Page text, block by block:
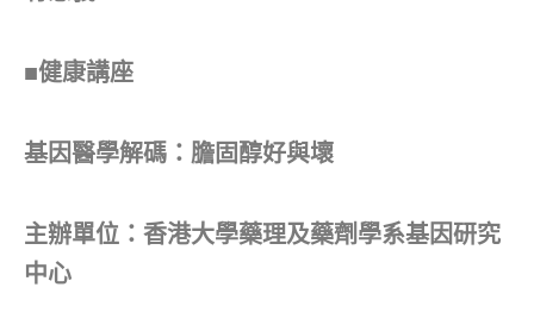
■健康講座
基因醫學解碼：膽固醇好與壞
主辦單位：香港大學藥理及藥劑學系基因研究
中心